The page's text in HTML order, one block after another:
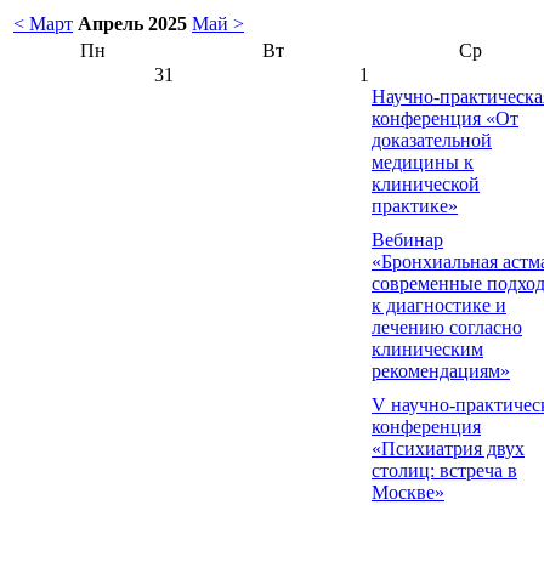
< Март Апрель 2025 Май >
Пн
Вт
Ср
31
1
Научно-
конференция «От
доказательной
медицины к
клинической
практике»
Вебинар
«Бронхиальная
современные
к диагностике и
лечению согласно
клиническим
рекомендациям»
V научно-
конференция
«Психиатрия двух
столиц: встреча в
Москве»